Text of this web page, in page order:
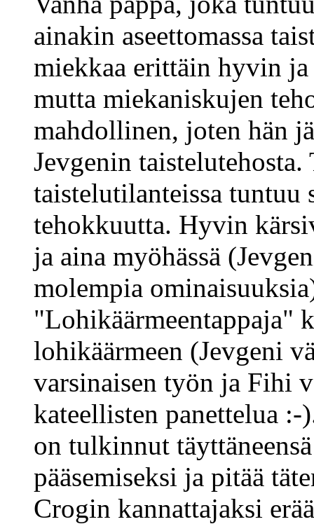
ainakin aseettomassa
miekkaa erittäin hyvin ja
mutta miekaniskujen
mahdollinen, joten hän
Jevgenin
taistelutilanteissa
tehokkuutta. Hyvin
ja aina myöhässä
molempia
"Lohikäärmeentappaja"
lohikäärmeen (Jevgeni
varsinaisen työn ja Fihi
kateellisten panettelua :-
on tulkinnut
pääsemiseksi ja pitää
Crogin kannattajaksi